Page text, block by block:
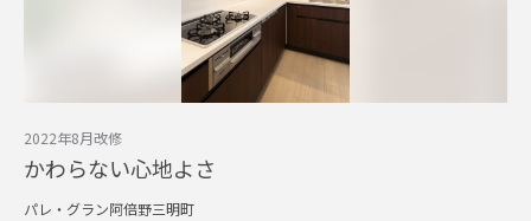
2022年8月改修
かわらない心地よさ
パレ・グラン阿倍野三明町